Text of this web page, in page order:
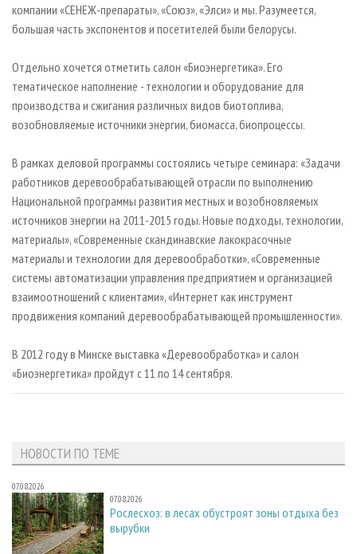
компании «СЕНЕЖ-препараты», «Союз», «Элси» и мы. Разумеется,
большая часть экспонентов и посетителей были белорусы.
Отдельно хочется отметить салон «Биоэнергетика». Его
тематическое наполнение - технологии и оборудование для
производства и сжигания различных видов биотоплива,
возобновляемые источники энергии, биомасса, биопроцессы.
В рамках деловой программы состоялись четыре семинара: «Задачи
работников деревообрабатывающей отрасли по выполнению
Национальной программы развития местных и возобновляемых
источников энергии на 2011-2015 годы. Новые подходы, технологии,
материалы», «Современные скандинавские лакокрасочные
материалы и технологии для деревообработки», «Современные
системы автоматизации управления предприятием и организацией
взаимоотношений с клиентами», «Интернет как инструмент
продвижения компаний деревообрабатывающей промышленности».
В 2012 году в Минске выставка «Деревообработка» и салон
«Биоэнергетика» пройдут с 11 по 14 сентября.
НОВОСТИ ПО ТЕМЕ
07.08.2026
07.08.2026
Рослесхоз: в лесах обустроят зоны отдыха без
вырубки